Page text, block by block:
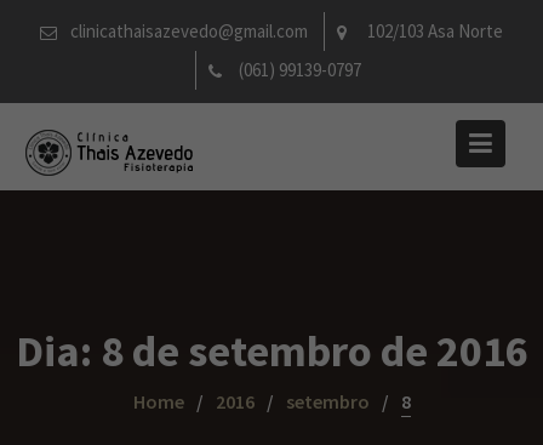
clinicathaisazevedo@gmail.com
102/103 Asa Norte
(061) 99139-0797
Dia: 8 de setembro de 2016
Home 2016 setembro 8